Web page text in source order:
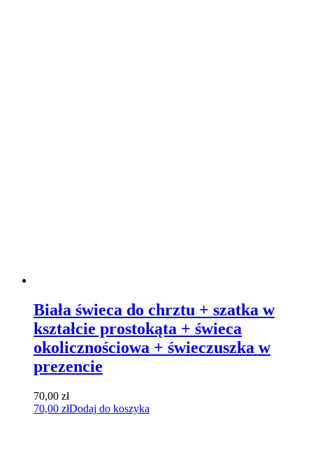
Biała świeca do chrztu + szatka w
kształcie prostokąta + świeca
okolicznościowa + świeczuszka w
prezencie
70,00 zł
70,00 złDodaj do koszyka